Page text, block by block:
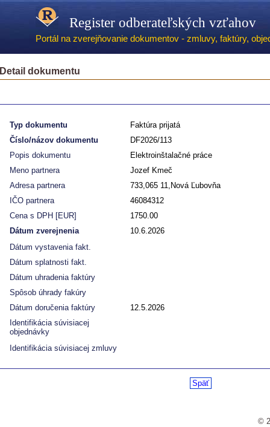
Register odberateľských vzťahov
Portál na zverejňovanie dokumentov - zmluvy, faktúry,
Detail dokumentu
Typ dokumentu
Faktúra prijatá
Číslo/názov dokumentu
DF2026/113
Popis dokumentu
Elektroinštalačné práce
Meno partnera
Jozef Kmeč
Adresa partnera
733,065 11,Nová Ľubovňa
IČO partnera
46084312
Cena s DPH [EUR]
1750.00
Dátum zverejnenia
10.6.2026
Dátum vystavenia fakt.
Dátum splatnosti fakt.
Dátum uhradenia faktúry
Spôsob úhrady fakúry
Dátum doručenia faktúry
12.5.2026
Identifikácia súvisiacej
objednávky
Identifikácia súvisiacej zmluvy
Späť
©